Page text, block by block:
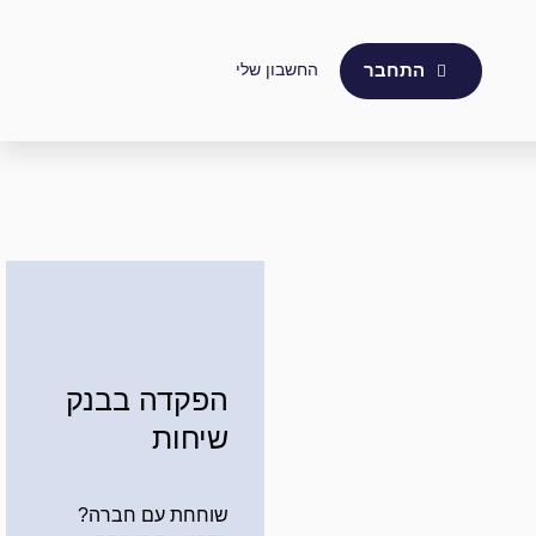
התחבר החשבון שלי
הפקדה בבנק
שיחות
שוחחת עם חברה?